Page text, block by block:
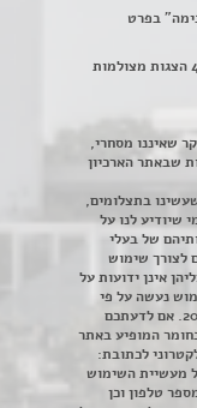
בפרט
חדר הצפייה מרווח ובו ניתן לצפות ב- 400 הצגות מצולמות
שאיננו מסחרי,
שבאתר הארכיון
בתצלומים,
שיודיע לנו על
של בעלי
לצורך שימוש
אינן ידועות על
נעשה על פי
סעיף 27א לחוק זכויות יוצרים תשס"ח-2007. אם לדעתכם
המופיע באתר
לכתובת:
מעשיית השימוש
טלפון וכן